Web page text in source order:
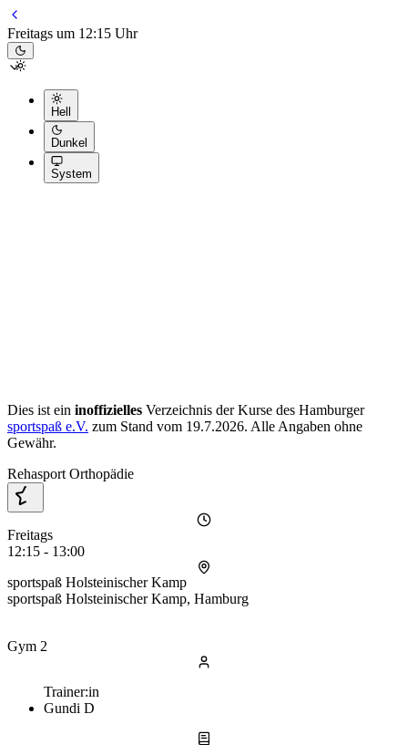
Freitags um 12:15 Uhr
Hell
Dunkel
System
Dies ist ein inoffizielles Verzeichnis der Kurse des Hamburger
sportspaß e.V. zum Stand vom 19.7.2026. Alle Angaben ohne
Gewähr.
Rehasport Orthopädie
Freitags
12:15 - 13:00
sportspaß Holsteinischer Kamp
sportspaß Holsteinischer Kamp, Hamburg
Gym 2
Trainer:in
Gundi D